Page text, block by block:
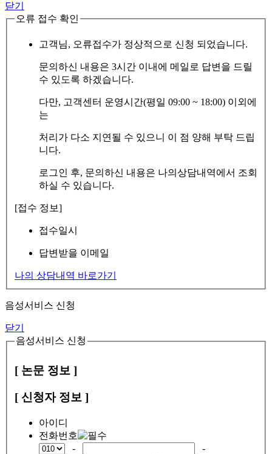
닫기
오류 접수 확인
고객님, 오류접수가 정상적으로 신청 되었습니다.
문의하신 내용은 3시간 이내에 메일로 답변을 드릴
수 있도록 하겠습니다.
다만, 고객센터 운영시간(평일 09:00 ~ 18:00) 이외에
는
처리가 다소 지연될 수 있으니 이 점 양해 부탁 드립
니다.
로그인 후, 문의하신 내용은 나의상담내역에서 조회
하실 수 있습니다.
[접수 정보]
접수일시
답변받을 이메일
나의 상담내역 바로가기
음성서비스 신청
닫기
음성서비스 신청
[ 논문 정보 ]
[ 신청자 정보 ]
아이디
전화번호
-
-